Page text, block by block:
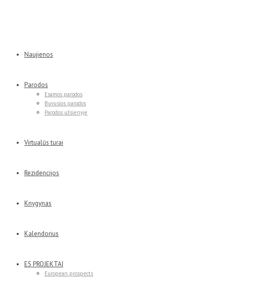
Naujienos
Parodos
Esamos parodos
Buvusios parodos
Parodos užsienyje
Virtualūs turai
Rezidencijos
Knygynas
Kalendorius
ES PROJEKTAI
European prospects